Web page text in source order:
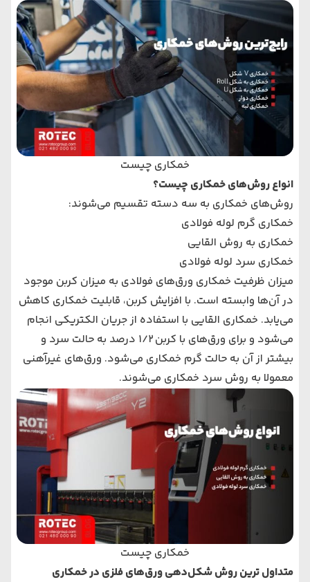
خمکاری چیست
انواع روش‌های خمکاری چیست؟
روش‌های خمکاری به سه دسته تقسیم می‌شوند:
خمکاری گرم لوله فولادی
خمکاری به روش القایی
خمکاری سرد لوله فولادی
میزان ظرفیت خمکاری ورق‌های فولادی به میزان کربن موجود
در آن‌ها وابسته است. با افزایش کربن، قابلیت خمکاری کاهش
می‌یابد. خمکاری القایی با استفاده از جریان الکتریکی انجام
می‌شود و برای ورق‌های با کربن 1/2 درصد به حالت سرد و
بیشتر از آن به حالت گرم خمکاری می‌شود. ورق‌های غیرآهنی
معمولا به روش سرد خمکاری می‌شوند.
خمکاری چیست
متداول‌ ترین روش شکل‌دهی ورق‌های فلزی در خمکاری